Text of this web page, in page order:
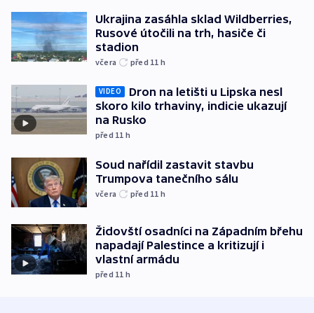
Ukrajina zasáhla sklad Wildberries,
Rusové útočili na trh, hasiče či
stadion
včera před 11 h
VIDEO
Dron na letišti u Lipska nesl
skoro kilo trhaviny, indicie ukazují
na Rusko
před 11 h
Soud nařídil zastavit stavbu
Trumpova tanečního sálu
včera před 11 h
Židovští osadníci na Západním břehu
napadají Palestince a kritizují i
vlastní armádu
před 11 h